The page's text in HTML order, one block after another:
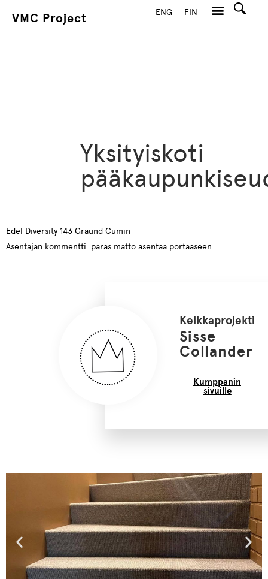
VMC Project ENG FIN
Yksityiskoti
Edel Diversity 143 Graund Cumin
Asentajan kommentti: paras matto asentaa portaaseen.
Kelkkaprojekti
Sisse
Collander
Kumppanin
sivuille